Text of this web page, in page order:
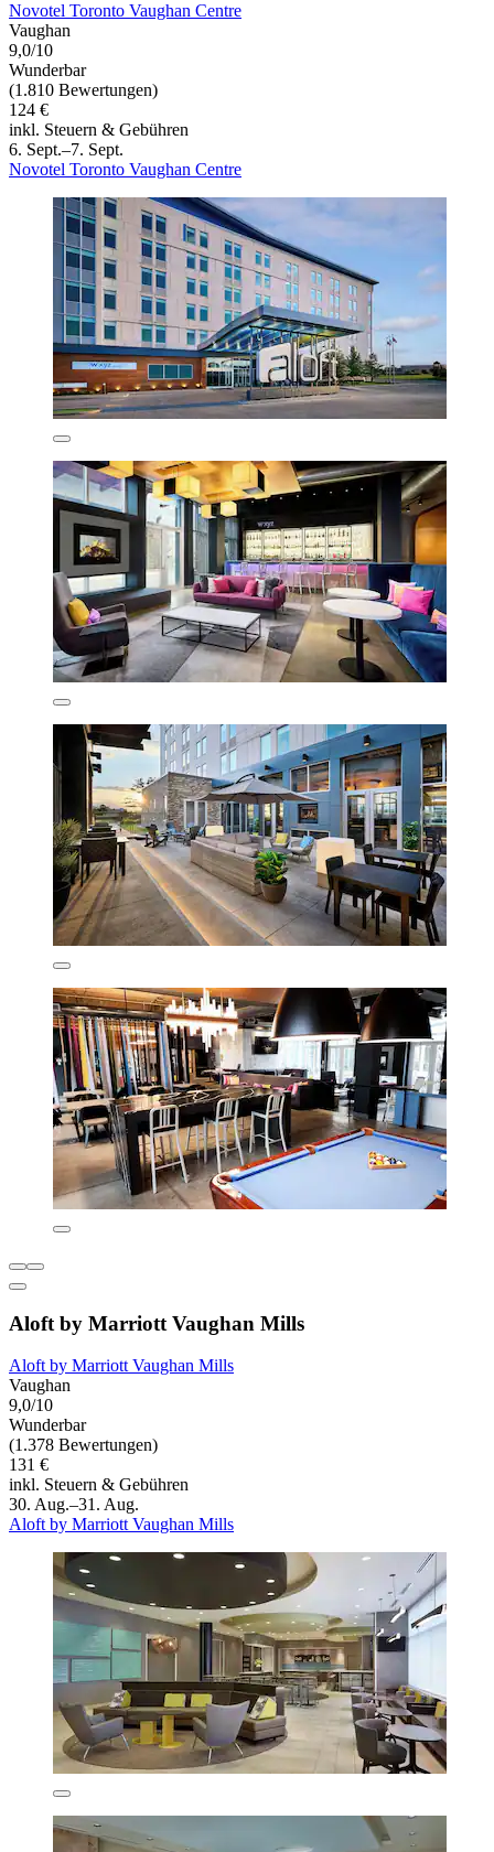
Novotel Toronto Vaughan Centre
Vaughan
9,0/10
Wunderbar
(1.810 Bewertungen)
124 €
inkl. Steuern & Gebühren
6. Sept.–7. Sept.
Novotel Toronto Vaughan Centre
Aloft by Marriott Vaughan Mills
Aloft by Marriott Vaughan Mills
Vaughan
9,0/10
Wunderbar
(1.378 Bewertungen)
131 €
inkl. Steuern & Gebühren
30. Aug.–31. Aug.
Aloft by Marriott Vaughan Mills